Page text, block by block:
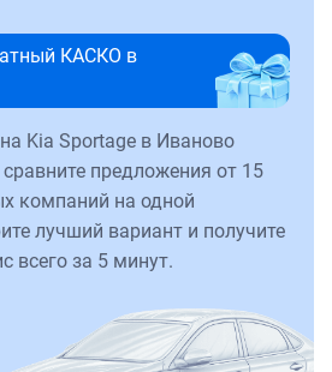
КАСКО в
Kia Sportage в Иваново
предложения от 15
компаний на одной
лучший вариант и получите
всего за 5 минут.